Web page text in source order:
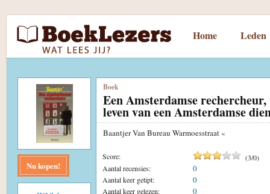
Home Leden
Nu kopen!
Boek
Een Amsterdamse
leven van een Amsterdamse
Baantjer Van Bureau Warmoesstraat «
Score: (3/0)
Aantal recensies:
0
Aantal keer getipt: 0
Aantal keer gelezen: 0